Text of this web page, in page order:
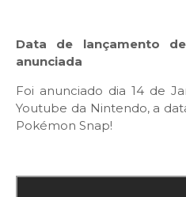
Data de lançamento
anunciada
Foi anunciado dia 14 de
Youtube da Nintendo, a
Pokémon Snap!